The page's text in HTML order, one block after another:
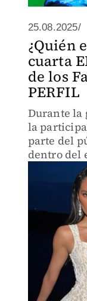
25.08.2025/
¿Quién
cuarta
de los
PERFIL
Durante la
la
parte del
dentro del